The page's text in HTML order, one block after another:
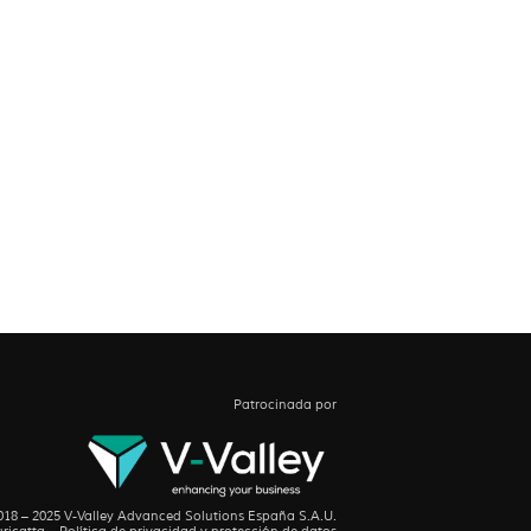
Patrocinada por
– 2025 V-Valley Advanced Solutions España S.A.U.